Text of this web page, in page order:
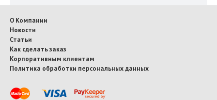
О Компании
Новости
Статьи
Как сделать заказ
Корпоративным клиентам
Политика обработки персональных данных